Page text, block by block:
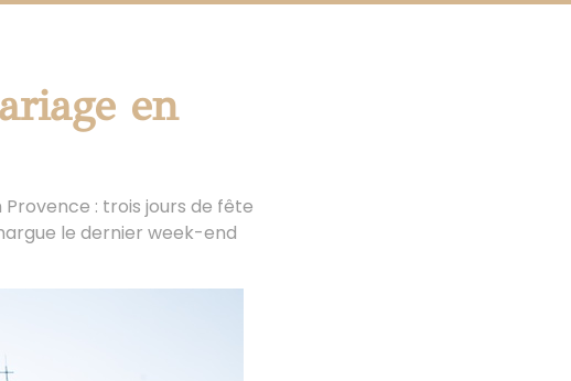
en
: trois jours de fête
le dernier week-end